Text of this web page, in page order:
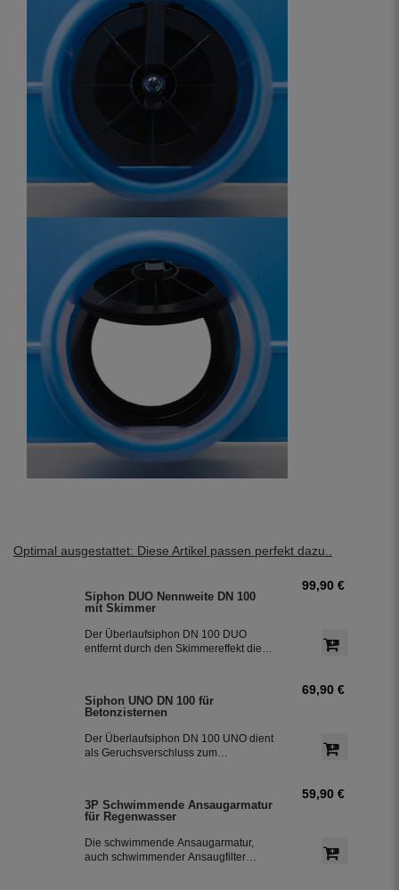
Optimal ausgestattet: Diese Artikel passen perfekt dazu..
Siphon DUO Nennweite DN 100
mit Skimmer
Der Überlaufsiphon DN 100 DUO
entfernt durch den Skimmereffekt die
dem Überlauf der Zisterne eingebaut.
Der DUO verfügt zusätzlich über eine
Nagetiersperre und dient als
Geruchsverschluss zum Kanal. Der
99,90 €
Siphon UNO DN 100 für
Betonzisternen
Der Überlaufsiphon DN 100 UNO dient
als Geruchsverschluss zum
Schmutzteilchen durch den
sogenannten Skimmereffekt. Dieser
Siphon ist speziell für Betonzisternen
konstruiert. Der Siphon ist die 3.
69,90 €
3P Schwimmende Ansaugarmatur
für Regenwasser
Die schwimmende Ansaugarmatur,
auch schwimmender Ansaugfilter
59,90 €